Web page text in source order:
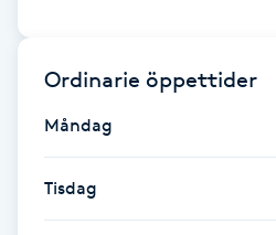
Hårborttagning
Hårbottenbehandling
Hårförlängning
Hårvård
Ordinarie öppettider
Måndag
Tisdag